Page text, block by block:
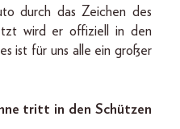
durch das Zeichen des
wird er offiziell in den
ist für uns alle ein großer
tritt in den Schützen